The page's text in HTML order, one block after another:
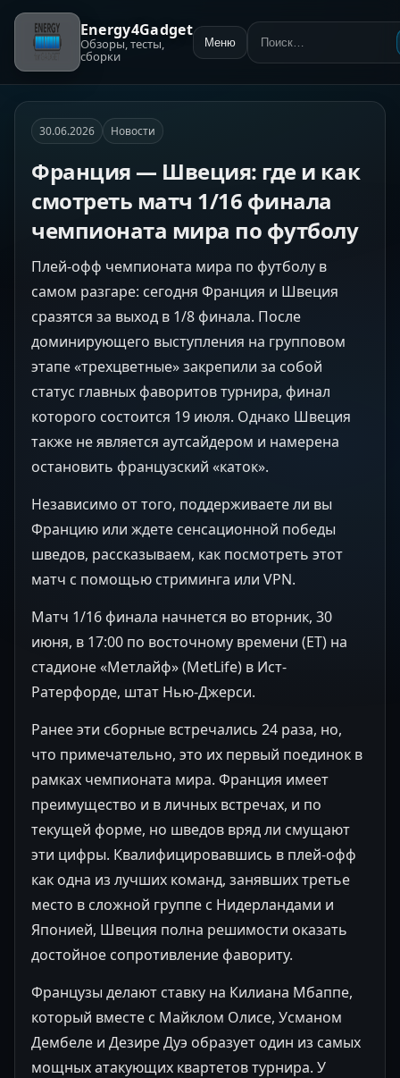
Energy4Gadget
Обзоры, тесты,
сборки
Меню Поиск:
30.06.2026 Новости
Франция — Швеция: где и как
смотреть матч 1/16 финала
чемпионата мира по футболу
Плей-офф чемпионата мира по футболу в
самом разгаре: сегодня Франция и Швеция
сразятся за выход в 1/8 финала. После
доминирующего выступления на групповом
этапе «трехцветные» закрепили за собой
статус главных фаворитов турнира, финал
которого состоится 19 июля. Однако Швеция
также не является аутсайдером и намерена
остановить французский «каток».
Независимо от того, поддерживаете ли вы
Францию или ждете сенсационной победы
шведов, рассказываем, как посмотреть этот
матч с помощью стриминга или VPN.
Матч 1/16 финала начнется во вторник, 30
июня, в 17:00 по восточному времени (ET) на
стадионе «Метлайф» (MetLife) в Ист-
Ратерфорде, штат Нью-Джерси.
Ранее эти сборные встречались 24 раза, но,
что примечательно, это их первый поединок в
рамках чемпионата мира. Франция имеет
преимущество и в личных встречах, и по
текущей форме, но шведов вряд ли смущают
эти цифры. Квалифицировавшись в плей-офф
как одна из лучших команд, занявших третье
место в сложной группе с Нидерландами и
Японией, Швеция полна решимости оказать
достойное сопротивление фавориту.
Французы делают ставку на Килиана Мбаппе,
который вместе с Майклом Олисе, Усманом
Дембеле и Дезире Дуэ образует один из самых
мощных атакующих квартетов турнира. У